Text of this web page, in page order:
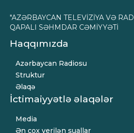
"AZƏRBAYCAN TELEVİZİYA VƏ
QAPALI SƏHMDAR CƏMİYYƏTİ
Haqqımızda
Azərbaycan Radiosu
Struktur
Əlaqə
İctimaiyyətlə əlaqələr
Media
Ən çox verilən suallar